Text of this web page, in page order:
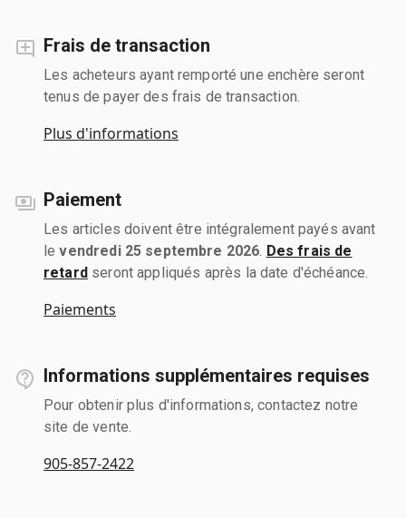
Frais de transaction
Les acheteurs ayant remporté une enchère seront
tenus de payer des frais de transaction.
Plus d'informations
Paiement
Les articles doivent être intégralement payés avant
levendredi 25 septembre 2026 Des frais de
retardseront appliqués après la date d'échéance.
Paiements
Informations supplémentaires requises
Pour obtenir plus d'informations, contactez notre
site de vente.
905-857-2422